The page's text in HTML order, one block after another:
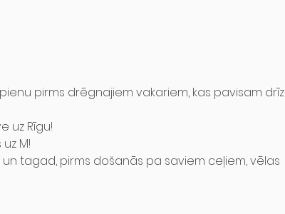
pirms drēgnajiem vakariem, kas pavisam drīz
uz Rīgu!
M!
tagad, pirms došanās pa saviem ceļiem, vēlas